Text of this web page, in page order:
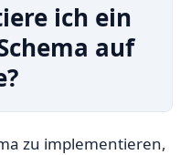
ich ein
auf
zu implementieren,